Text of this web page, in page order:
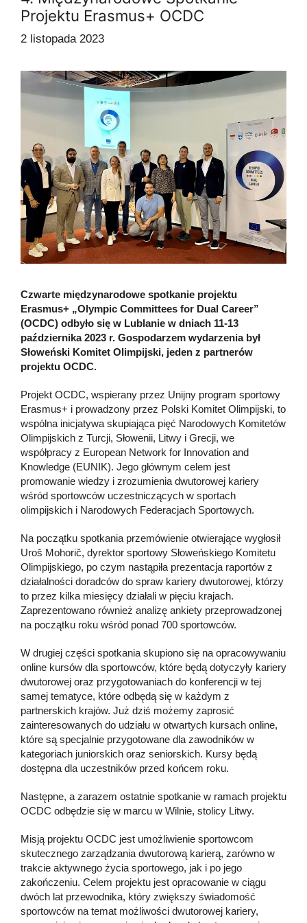
Projektu Erasmus+ OCDC
2 listopada 2023
Czwarte międzynarodowe spotkanie projektu
Erasmus+ „Olympic Committees for Dual Career”
(OCDC) odbyło się w Lublanie w dniach 11-13
października 2023 r. Gospodarzem wydarzenia był
Słoweński Komitet Olimpijski, jeden z partnerów
projektu OCDC.
Projekt OCDC, wspierany przez Unijny program sportowy
Erasmus+ i prowadzony przez Polski Komitet Olimpijski, to
wspólna inicjatywa skupiająca pięć Narodowych Komitetów
Olimpijskich z Turcji, Słowenii, Litwy i Grecji, we
współpracy z European Network for Innovation and
Knowledge (EUNIK). Jego głównym celem jest
promowanie wiedzy i zrozumienia dwutorowej kariery
wśród sportowców uczestniczących w sportach
olimpijskich i Narodowych Federacjach Sportowych.
Na początku spotkania przemówienie otwierające wygłosił
Uroš Mohorič, dyrektor sportowy Słoweńskiego Komitetu
Olimpijskiego, po czym nastąpiła prezentacja raportów z
działalności doradców do spraw kariery dwutorowej, którzy
to przez kilka miesięcy działali w pięciu krajach.
Zaprezentowano również analizę ankiety przeprowadzonej
na początku roku wśród ponad 700 sportowców.
W drugiej części spotkania skupiono się na opracowywaniu
online kursów dla sportowców, które będą dotyczyły kariery
dwutorowej oraz przygotowaniach do konferencji w tej
samej tematyce, które odbędą się w każdym z
partnerskich krajów. Już dziś możemy zaprosić
zainteresowanych do udziału w otwartych kursach online,
które są specjalnie przygotowane dla zawodników w
kategoriach juniorskich oraz seniorskich. Kursy będą
dostępna dla uczestników przed końcem roku.
Następne, a zarazem ostatnie spotkanie w ramach projektu
OCDC odbędzie się w marcu w Wilnie, stolicy Litwy.
Misją projektu OCDC jest umożliwienie sportowcom
skutecznego zarządzania dwutorową karierą, zarówno w
trakcie aktywnego życia sportowego, jak i po jego
zakończeniu. Celem projektu jest opracowanie w ciągu
dwóch lat przewodnika, który zwiększy świadomość
sportowców na temat możliwości dwutorowej kariery,